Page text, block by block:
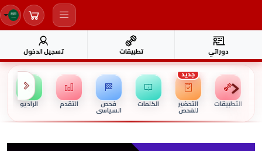
دوراتي تطبيقات تسجيل الدخول
التطبيقات
جديد
التحضير
للفحص
الكلمات فحص
السياسي
التقدم الراديو